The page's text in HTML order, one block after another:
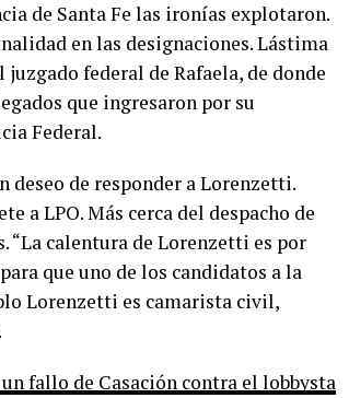
de Santa Fe las ironías explotaron.
en las designaciones. Lástima
federal de Rafaela, de donde
que ingresaron por su
Federal.
de responder a Lorenzetti.
a LPO. Más cerca del despacho de
“La calentura de Lorenzetti es por
que uno de los candidatos a la
Lorenzetti es camarista civil,
fallo de Casación contra el lobbysta